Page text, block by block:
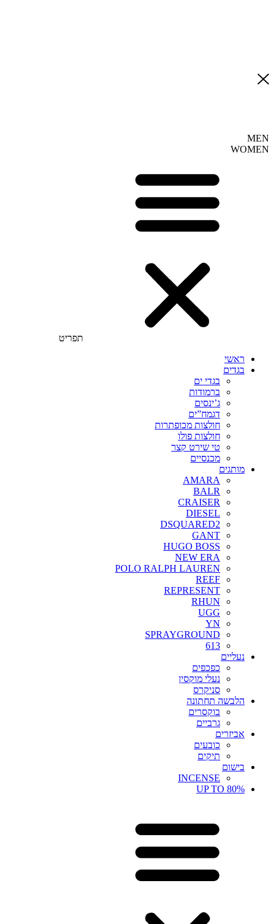
MEN
WOMEN
תפריט
ראשי
בגדים
בגדי ים
ברמודות
ג’ינסים
דגמח”ים
חולצות מכופתרות
חולצות פולו
טי שירט קצר
מכנסיים
מותגים
AMARA
BALR
CRAISER
DIESEL
DSQUARED2
GANT
HUGO BOSS
NEW ERA
POLO RALPH LAUREN
REEF
REPRESENT
RHUN
UGG
YN
SPRAYGROUND
613
נעליים
כפכפים
נעלי מוקסין
סניקרס
הלבשה תחתונה
בוקסרים
גרביים
אביזרים
כובעים
תיקים
בישום
INCENSE
UP TO 80%